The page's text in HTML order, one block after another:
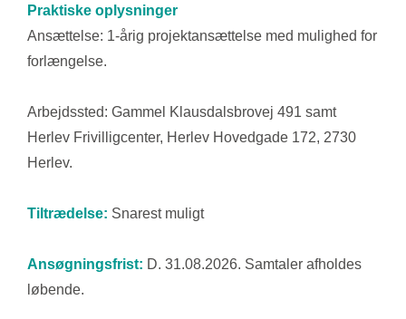
Praktiske oplysninger
Ansættelse: 1-årig projektansættelse med mulighed for
forlængelse.
Arbejdssted: Gammel Klausdalsbrovej 491 samt
Herlev Frivilligcenter, Herlev Hovedgade 172, 2730
Herlev.
Tiltrædelse: Snarest muligt
Ansøgningsfrist: D. 31.08.2026. Samtaler afholdes
løbende.